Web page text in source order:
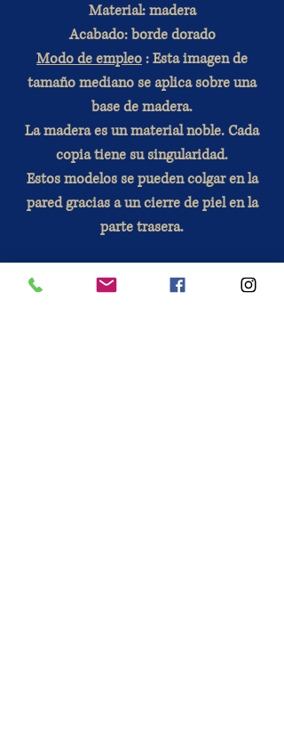
Material: madera
Acabado: borde dorado
Modo de empleo: Esta imagen de
tamaño mediano se aplica sobre una
base de madera.
La madera es un material noble. Cada
copia tiene su singularidad.
Estos modelos se pueden colgar en la
pared gracias a un cierre de piel en la
parte trasera.